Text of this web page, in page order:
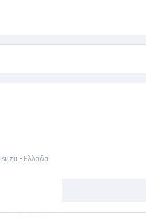
Isuzu - Ελλαδα